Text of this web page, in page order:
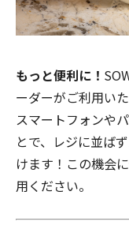
もっと便利に！
ーダーがご利用い
スマートフォンや
とで、レジに並ば
けます！この機会
用ください。